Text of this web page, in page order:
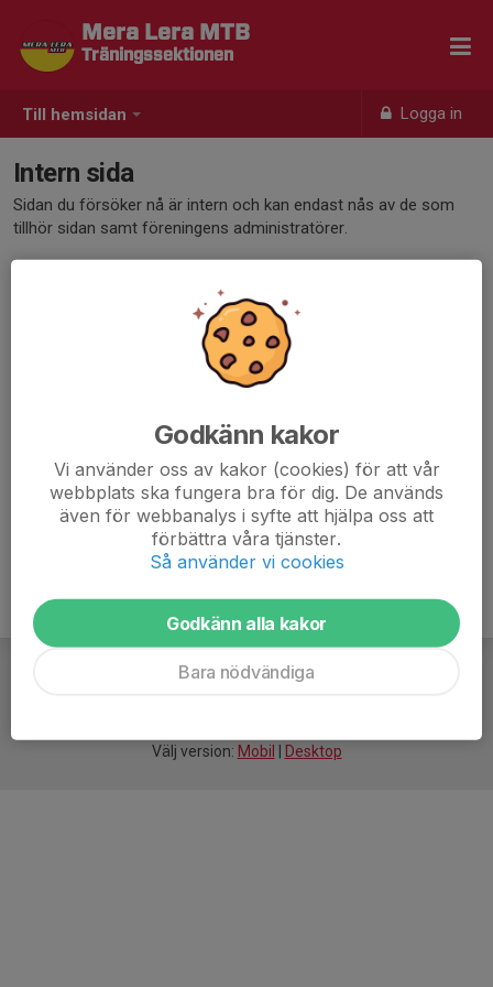
Till hemsidan Logga in
Mera Lera MTB
Träningssektionen
Intern sida
Sidan du försöker nå är intern och kan endast nås av de som
tillhör sidan samt föreningens administratörer.
Välj version: Mobil Desktop
Godkänn kakor
Vi använder oss av kakor (cookies) för att vår
webbplats ska fungera bra för dig. De används
även för webbanalys i syfte att hjälpa oss att
förbättra våra tjänster.
Så använder vi cookies
Godkänn alla kakor
Bara nödvändiga